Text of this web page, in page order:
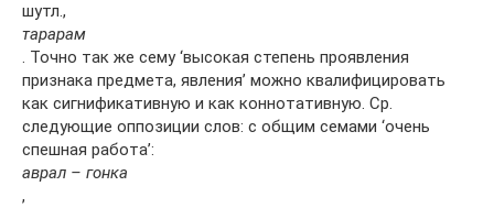
шутл.,
тарарам
. Точно так же сему ‘высокая степень проявления
признака предмета, явления’ можно квалифицировать
как сигнификативную и как коннотативную. Ср.
следующие оппозиции слов: с общим семами ‘очень
спешная работа’:
аврал – гонка
,